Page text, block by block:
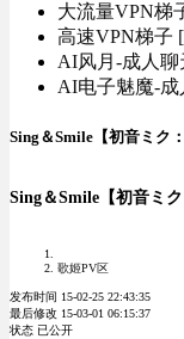
大流量VPN梯
高速VPN梯子
AI风月-成人聊
AI电子魅魔-
Sing＆Smile【初音ミク
Sing＆Smile【初音ミ
歌姬PV区
发布时间 15-02-25 22:43:35
最后修改 15-03-01 06:15:37
状态 已公开